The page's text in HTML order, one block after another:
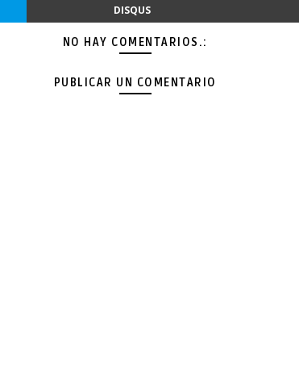
DISQUS
NO HAY COMENTARIOS.:
PUBLICAR UN COMENTARIO